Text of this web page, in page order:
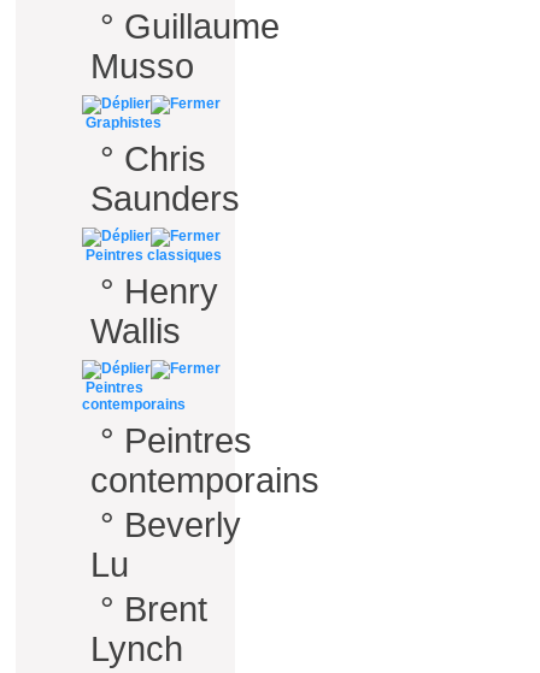
° Guillaume
Musso
Graphistes
° Chris
Saunders
Peintres classiques
° Henry
Wallis
Peintres
contemporains
° Peintres
contemporains
° Beverly
Lu
° Brent
Lynch